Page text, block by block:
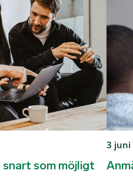
som möjligt
3 juni